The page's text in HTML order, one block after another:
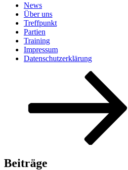
News
Über uns
Treffpunkt
Partien
Training
Impressum
Datenschutzerklärung
Beiträge